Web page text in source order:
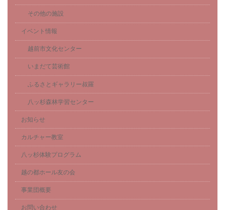
その他の施設
イベント情報
越前市文化センター
いまだて芸術館
ふるさとギャラリー叔羅
八ッ杉森林学習センター
お知らせ
カルチャー教室
八ッ杉体験プログラム
越の都ホール友の会
事業団概要
お問い合わせ